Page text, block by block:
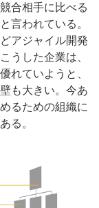
合相手に比べる
言われている。
アジャイル開発
うした企業は、
れていようと、
も大きい。今あ
るための組織に
る。